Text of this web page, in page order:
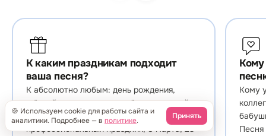
К каким праздникам подходит
ваша песня?
К абсолютно любым: день рождения,
юбилей, годовщина свадьбы, выпускной,
новоселье, рождение ребёнка,
профессиональный праздник, 8 марта, 23
Кому
Песня
🍪 Используем cookie для работы сайта и
аналитики. Подробнее — в политике. Принять